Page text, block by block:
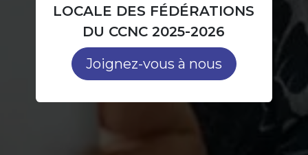
LOCALE DES FÉDÉRATIONS
DU CCNC 2025-2026
Joignez-vous à nous